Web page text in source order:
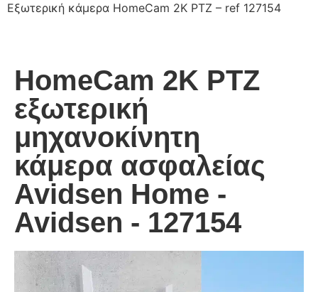
Εξωτερική κάμερα HomeCam 2K PTZ – ref 127154
HomeCam 2K PTZ
εξωτερική
μηχανοκίνητη
κάμερα ασφαλείας
Avidsen Home -
Avidsen - 127154